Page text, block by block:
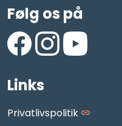
Følg os på
Links
Privatlivspolitik